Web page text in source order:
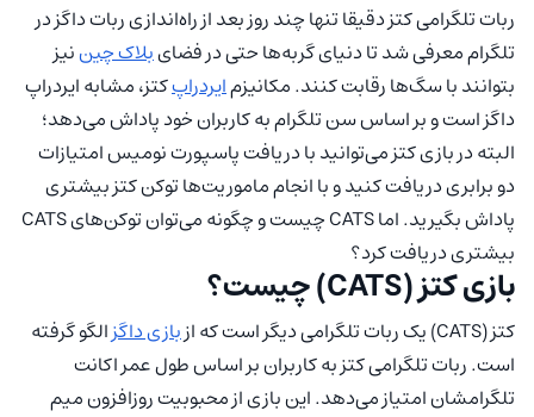
ربات تلگرامی کتز دقیقا تنها چند روز بعد از راه‌اندازی ربات داگز در
تلگرام معرفی شد تا دنیای گربه‌ها حتی در فضایبلاک چیننیز
بتوانند با سگ‌ها رقابت کنند. مکانیزمایردراپکتز، مشابه ایردراپ
داگز است و بر اساس سن تلگرام به کاربران خود پاداش می‌دهد؛
البته در بازی کتز می‌توانید با دریافت پاسپورت نومیس امتیازات
دو برابری دریافت کنید و با انجام ماموریت‌ها توکن کتز بیشتری
پاداش بگیرید. اما CATS چیست و چگونه می‌توان توکن‌های CATS
بیشتری دریافت کرد؟
بازی کتز (CATS) چیست؟
کتز (CATS) یک ربات تلگرامی دیگر است که از بازی داگزالگو گرفته
است. ربات تلگرامی کتز به کاربران بر اساس طول عمر اکانت
تلگرامشان امتیاز می‌دهد. این بازی از محبوبیت روزافزون میم